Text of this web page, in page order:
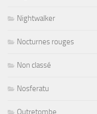
Nightwalker
Nocturnes rouges
Non classé
Nosferatu
Outretombe